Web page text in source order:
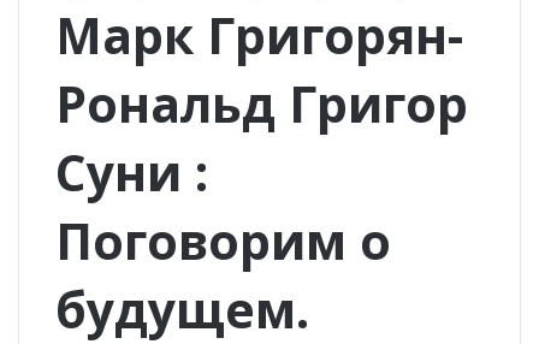
Марк Григорян-
Рональд Григор
Суни :
Поговорим о
будущем.